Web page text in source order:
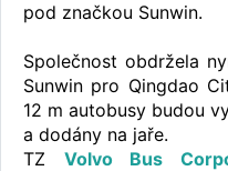
pod značkou Sunwin.
Společnost obdržela
Sunwin pro Qingdao
12 m autobusy budou
a dodány na jaře.
TZ Volvo Bus